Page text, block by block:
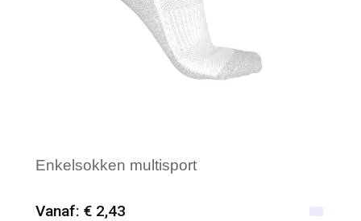
Enkelsokken multisport
Vanaf: € 2,43